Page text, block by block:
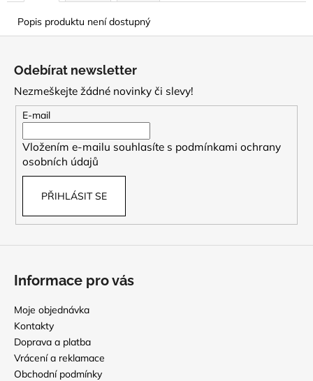
Popis produktu není dostupný
Odebírat newsletter
Nezmeškejte žádné novinky či slevy!
E-mail
Vložením e-mailu souhlasíte s podmínkami ochrany
osobních údajů
PŘIHLÁSIT SE
Informace pro vás
Moje objednávka
Kontakty
Doprava a platba
Vrácení a reklamace
Obchodní podmínky